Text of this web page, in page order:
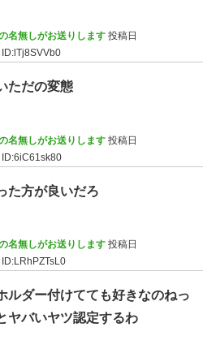
名無しがお送りします 投稿日
ID:lTj8SVVb0
ただの変態
名無しがお送りします 投稿日
ID:6iC61sk80
た方が良いだろ
名無しがお送りします 投稿日
ID:LRhPZTsL0
ルダー付けてても好きなのねっ
ヤバいヤツ認定するわ